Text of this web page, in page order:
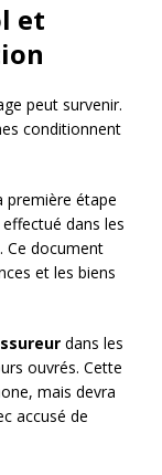
et
peut survenir.
conditionnent
première étape
dans les
Ce document
et les biens
dans les
ouvrés. Cette
mais devra
accusé de